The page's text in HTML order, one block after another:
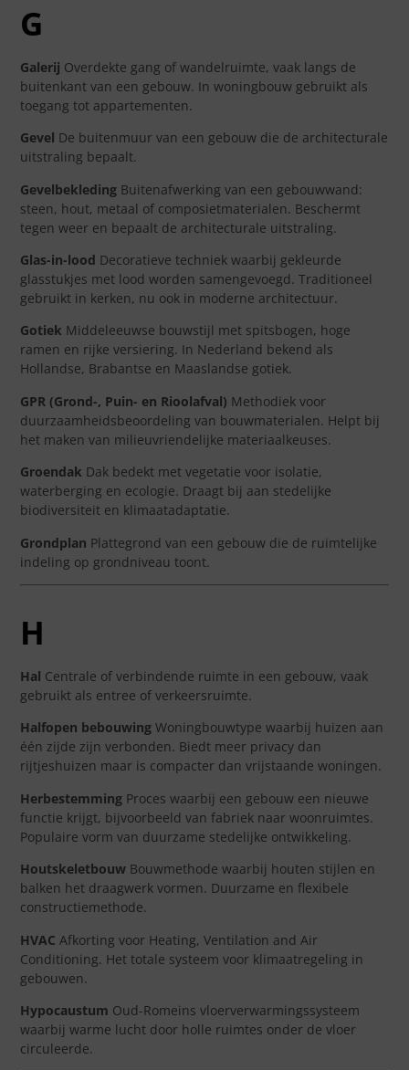
G
Galerij Overdekte gang of wandelruimte, vaak langs de
buitenkant van een gebouw. In woningbouw gebruikt als
toegang tot appartementen.
Gevel De buitenmuur van een gebouw die de architecturale
uitstraling bepaalt.
Gevelbekleding Buitenafwerking van een gebouwwand:
steen, hout, metaal of composietmaterialen. Beschermt
tegen weer en bepaalt de architecturale uitstraling.
Glas-in-lood Decoratieve techniek waarbij gekleurde
glasstukjes met lood worden samengevoegd. Traditioneel
gebruikt in kerken, nu ook in moderne architectuur.
Gotiek Middeleeuwse bouwstijl met spitsbogen, hoge
ramen en rijke versiering. In Nederland bekend als
Hollandse, Brabantse en Maaslandse gotiek.
GPR (Grond-, Puin- en Rioolafval) Methodiek voor
duurzaamheidsbeoordeling van bouwmaterialen. Helpt bij
het maken van milieuvriendelijke materiaalkeuses.
Groendak Dak bedekt met vegetatie voor isolatie,
waterberging en ecologie. Draagt bij aan stedelijke
biodiversiteit en klimaatadaptatie.
Grondplan Plattegrond van een gebouw die de ruimtelijke
indeling op grondniveau toont.
H
Hal Centrale of verbindende ruimte in een gebouw, vaak
gebruikt als entree of verkeersruimte.
Halfopen bebouwing Woningbouwtype waarbij huizen aan
één zijde zijn verbonden. Biedt meer privacy dan
rijtjeshuizen maar is compacter dan vrijstaande woningen.
Herbestemming Proces waarbij een gebouw een nieuwe
functie krijgt, bijvoorbeeld van fabriek naar woonruimtes.
Populaire vorm van duurzame stedelijke ontwikkeling.
Houtskeletbouw Bouwmethode waarbij houten stijlen en
balken het draagwerk vormen. Duurzame en flexibele
constructiemethode.
HVAC Afkorting voor Heating, Ventilation and Air
Conditioning. Het totale systeem voor klimaatregeling in
gebouwen.
Hypocaustum Oud-Romeins vloerverwarmingssysteem
waarbij warme lucht door holle ruimtes onder de vloer
circuleerde.